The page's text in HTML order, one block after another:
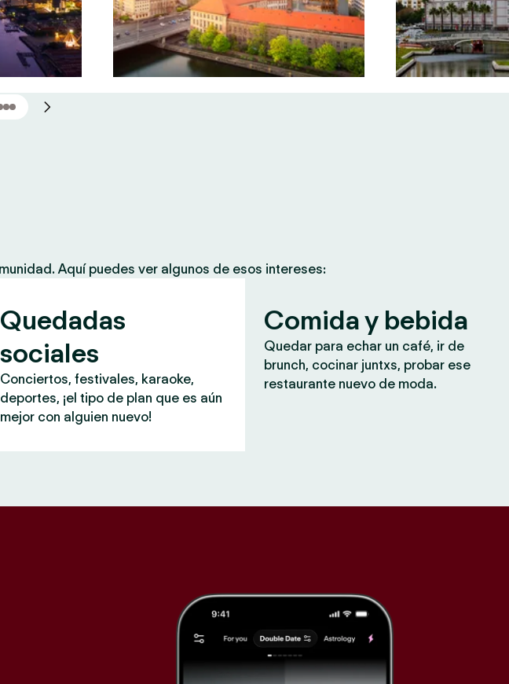
Aquí puedes ver algunos de esos intereses:
Quedadas
sociales
Conciertos, festivales, karaoke,
deportes, ¡el tipo de plan que es aún
mejor con alguien nuevo!
Comida y bebida
Quedar para echar un café, ir de
brunch, cocinar juntxs, probar ese
restaurante nuevo de moda.